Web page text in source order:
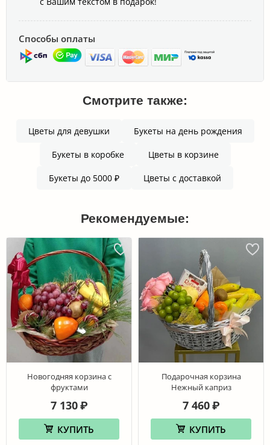
Способы оплаты
Смотрите также:
Цветы для девушки Букеты на день рождения
Букеты в коробке Цветы в корзине
Букеты до 5000 ₽ Цветы с доставкой
Рекомендуемые:
Новогодняя корзина с
фруктами
7 130 ₽
КУПИТЬ
Подарочная корзина
Нежный каприз
7 460 ₽
КУПИТЬ